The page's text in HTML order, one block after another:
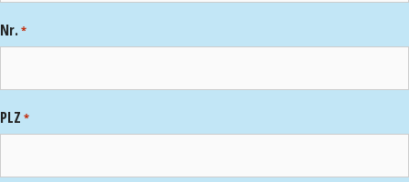
Nr. *
PLZ *